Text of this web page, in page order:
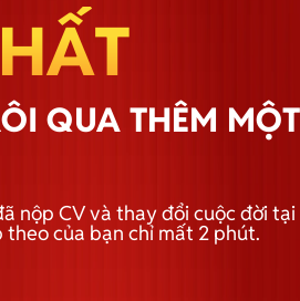
QUA THÊM MỘT
nộp CV và thay đổi cuộc đời tại
của bạn chỉ mất 2 phút.